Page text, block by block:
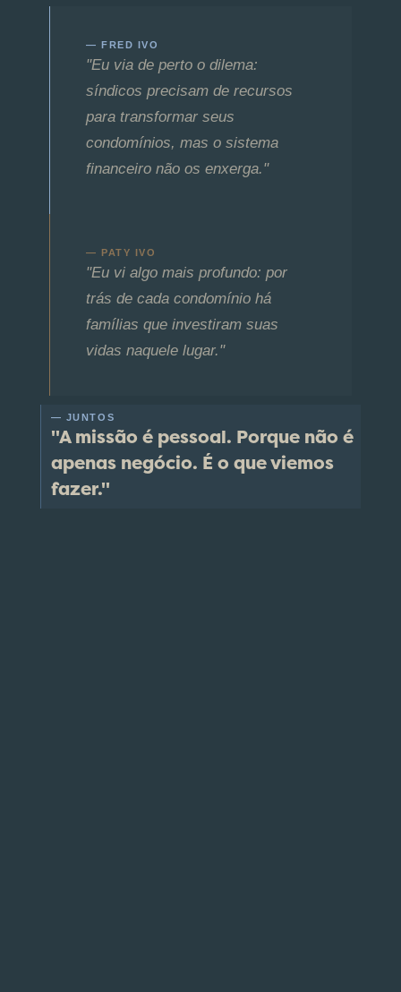
— FRED IVO
"Eu via de perto o dilema:
síndicos precisam de recursos
para transformar seus
condomínios, mas o sistema
financeiro não os enxerga."
— PATY IVO
"Eu vi algo mais profundo: por
trás de cada condomínio há
famílias que investiram suas
vidas naquele lugar."
— JUNTOS
"A missão é pessoal. Porque não é
apenas negócio. É o que viemos
fazer."